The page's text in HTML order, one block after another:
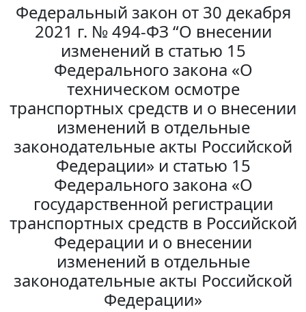
Федеральный закон от 30 декабря
2021 г. № 494-ФЗ “О внесении
изменений в статью 15
Федерального закона «О
техническом осмотре
транспортных средств и о внесении
изменений в отдельные
законодательные акты Российской
Федерации» и статью 15
Федерального закона «О
государственной регистрации
транспортных средств в Российской
Федерации и о внесении
изменений в отдельные
законодательные акты Российской
Федерации»